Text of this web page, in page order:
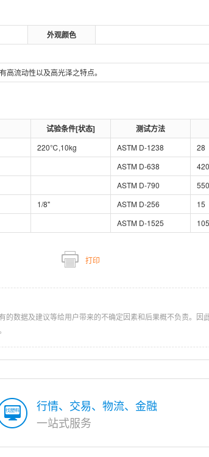
外观颜色
高流动性以及高光泽之特点。
试验条件[状态] 测试方法
220℃,10kg ASTM D-1238 28
ASTM D-638 420
ASTM D-790 550
1/8" ASTM D-256 15
ASTM D-1525 105
打印
的数据及建议等给用户带来的不确定因素和后果概不负责。因
行情、交易、物流、金融
一站式服务